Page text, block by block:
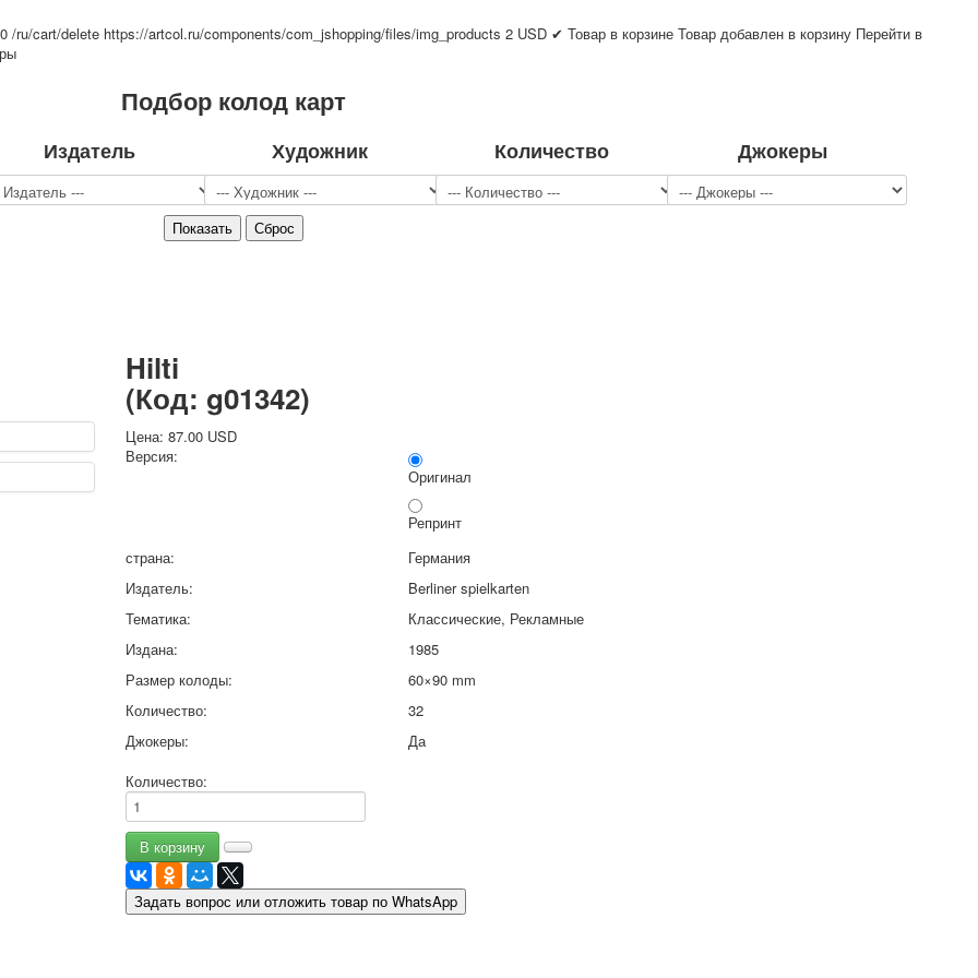
Джокеры
Охота и рыбалка
Комбинат Цветной Печати
Армия и полиция
Недорогие колоды для игры
Юмор
Открытки
С Новым годом!
1 мая
Октябрьская революция
Приглашение
О сайте
Избранное
/ru/cart/delete https://artcol.ru/components/com_jshopping/files/img_products 2 USD ✔ Товар в корзине Товар добавлен в корзину Перейти в
Подбор колод карт
Издатель Художник Количество Джокеры
Hilti
(Код: g01342)
Цена:87.00 USD
Версия:
Оригинал
Репринт
страна:
Германия
Издатель:
Berliner spielkarten
Тематика:
Классические, Рекламные
Издана:
1985
Размер колоды:
60×90 mm
Количество:
32
Джокеры:
Да
Количество:
Задать вопрос или отложить товар по WhatsApp